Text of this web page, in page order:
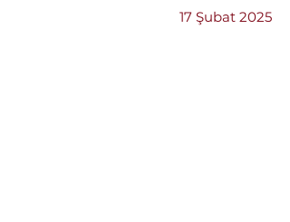
17 Şubat 2025